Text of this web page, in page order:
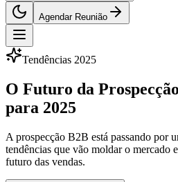
Agendar Reunião
Tendências 2025
O Futuro da
para 2025
A prospecção B2B está passando por
tendências que vão moldar o mercado
futuro das vendas.